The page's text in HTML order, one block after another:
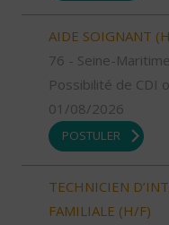
AIDE SOIGNANT
76 - Seine-Maritime
Possibilité de CDI
01/08/2026
POSTULER
TECHNICIEN
FAMILIALE (H/F)